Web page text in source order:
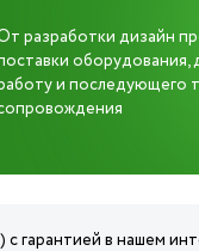
разработки дизайн
оборудования,
и последующего
с гарантией в нашем